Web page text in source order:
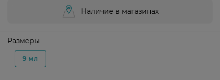
Наличие в магазинах
Размеры
9 мл